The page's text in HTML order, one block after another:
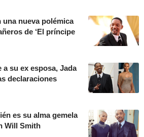
nueva polémica
de ‘El príncipe
su ex esposa, Jada
declaraciones
es su alma gemela
Will Smith